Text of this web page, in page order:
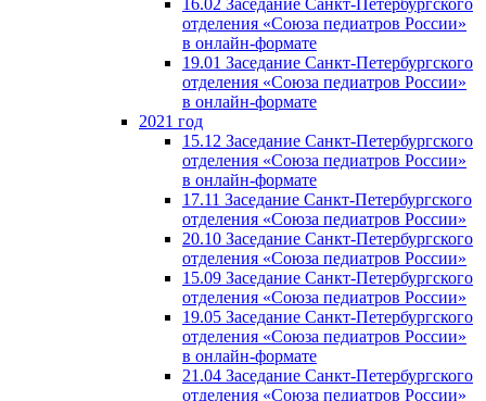
16.02 Заседание Санкт-Петербургского
отделения «Союза педиатров России»
в онлайн-формате
19.01 Заседание Санкт-Петербургского
отделения «Союза педиатров России»
в онлайн-формате
2021 год
15.12 Заседание Санкт-Петербургского
отделения «Союза педиатров России»
в онлайн-формате
17.11 Заседание Санкт-Петербургского
отделения «Союза педиатров России»
20.10 Заседание Санкт-Петербургского
отделения «Союза педиатров России»
15.09 Заседание Санкт-Петербургского
отделения «Союза педиатров России»
19.05 Заседание Санкт-Петербургского
отделения «Союза педиатров России»
в онлайн-формате
21.04 Заседание Санкт-Петербургского
отделения «Союза педиатров России»